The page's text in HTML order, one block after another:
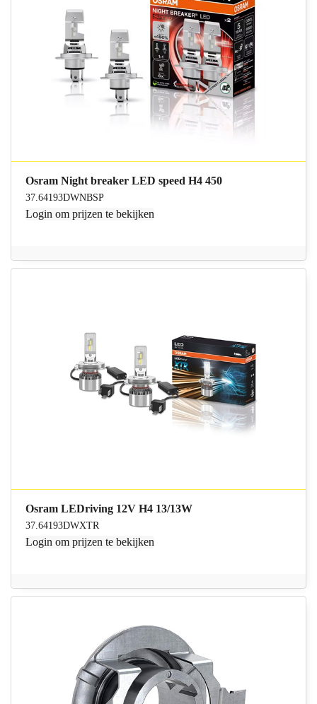
Osram Night breaker LED speed H4 450
37.64193DWNBSP
Login om prijzen te bekijken
Osram LEDriving 12V H4 13/13W
37.64193DWXTR
Login om prijzen te bekijken